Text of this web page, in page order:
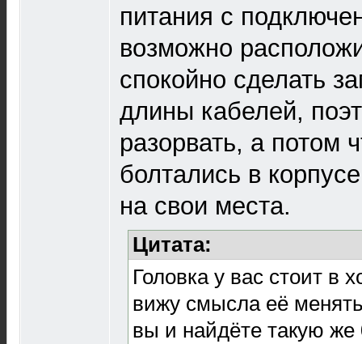
питания с
возможно
спокойно сделать
длины кабелей,
разорвать, а потом
болтались в
на свои места.
Цитата:
Головка у вас стоит в
вижу смысла её
вы и найдёте такую же